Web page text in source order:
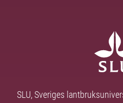
SLU, Sveriges